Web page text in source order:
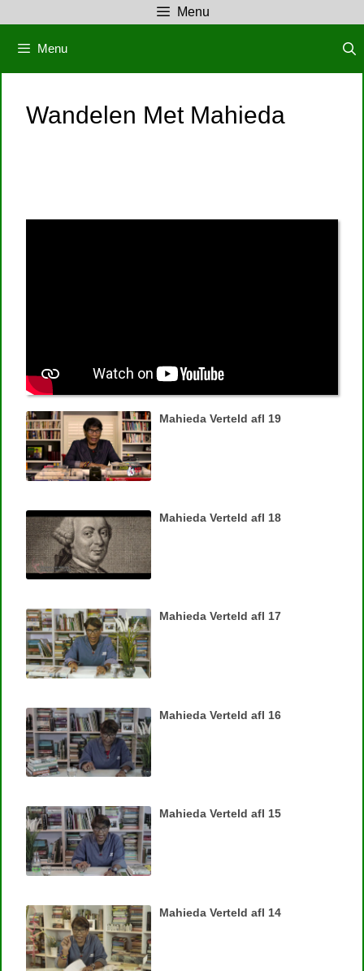
naar
Menu
Menu
Wandelen Met Mahieda
Mahieda Verteld afl 19
Mahieda Verteld afl 18
Mahieda Verteld afl 17
Mahieda Verteld afl 16
Mahieda Verteld afl 15
Mahieda Verteld afl 14